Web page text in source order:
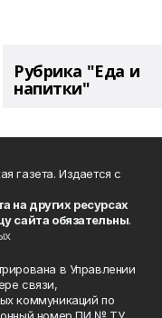
Рубрика "Еда и
напитки"
газета. Издается с
на других ресурсах
сайта обязательны.
в Управлении
связи,
коммуникаций по